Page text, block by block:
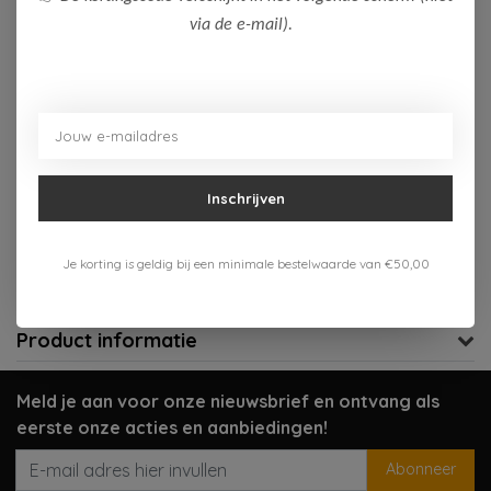
Aan verlanglijst toevoegen
Gratis verzenden vanaf 75,-
Verzenden 1-3 werkdagen
Product informatie
Meld je aan voor onze nieuwsbrief en ontvang als
eerste onze acties en aanbiedingen!
Abonneer
via de e-mail).
Inschrijven
Je korting is geldig bij een minimale bestelwaarde van €50,00